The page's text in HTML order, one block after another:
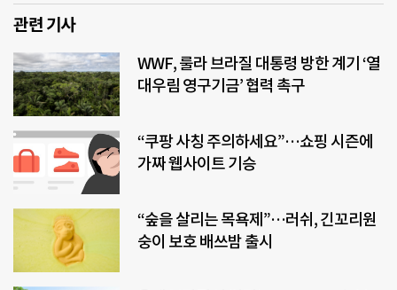
관련 기사
WWF, 룰라 브라질 대통령 방한 계기 ‘열
대우림 영구기금’ 협력 촉구
“쿠팡 사칭 주의하세요”…쇼핑 시즌에
가짜 웹사이트 기승
“숲을 살리는 목욕제”…러쉬, 긴꼬리원
숭이 보호 배쓰밤 출시